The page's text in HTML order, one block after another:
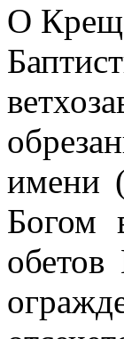
О
имени
Богом